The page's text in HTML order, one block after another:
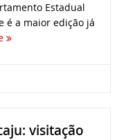
Estadual
é a maior edição já
visitação